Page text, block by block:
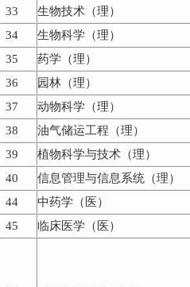
33
生物技术（理）
34
生物科学（理）
35
药学（理）
36
园林（理）
37
动物科学（理）
38
油气储运工程（理）
39
植物科学与技术（理）
40
信息管理与信息系统（理）
44
中药学（医）
45
临床医学（医）